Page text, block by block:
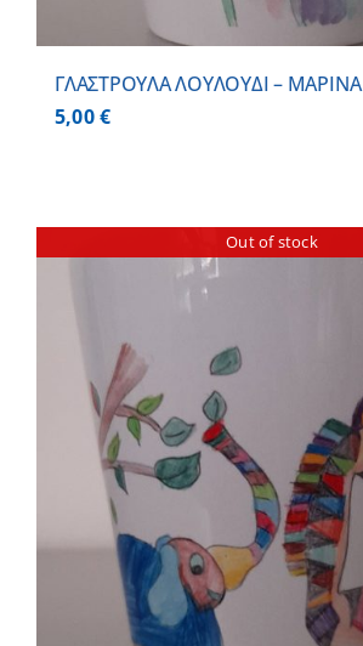
ΓΛΑΣΤΡΟΥΛΑ ΛΟΥΛΟΥΔΙ – ΜΑΡΙΝΑ
5,00€
Out of stock